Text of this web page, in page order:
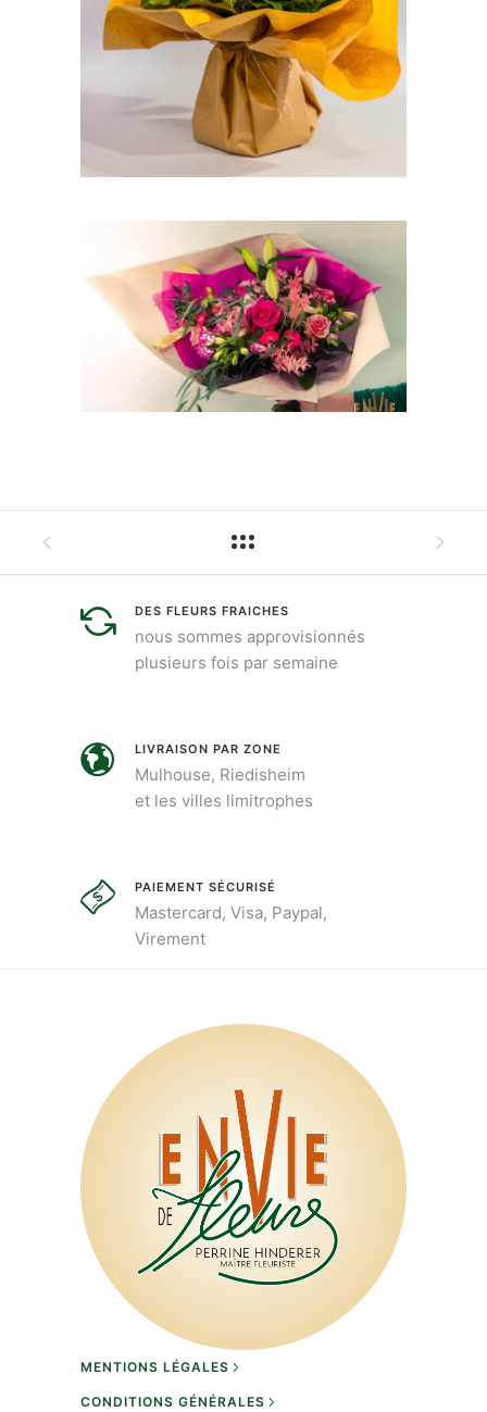
DES FLEURS FRAICHES
nous sommes approvisionnés
plusieurs fois par semaine
LIVRAISON PAR ZONE
Mulhouse, Riedisheim
et les villes limitrophes
PAIEMENT SÉCURISÉ
Mastercard, Visa, Paypal,
Virement
MENTIONS LÉGALES
CONDITIONS GÉNÉRALES